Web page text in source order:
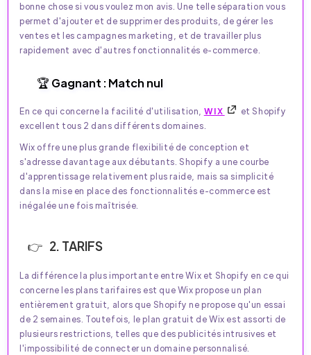
bonne chose si vous voulez mon avis. Une telle séparation vous
permet d'ajouter et de supprimer des produits, de gérer les
ventes et les campagnes marketing, et de travailler plus
rapidement avec d'autres fonctionnalités e-commerce.
🏆 Gagnant : Match nul
En ce qui concerne la facilité d'utilisation, WIX
et Shopify
excellent tous 2 dans différents domaines.
Wix offre une plus grande flexibilité de conception et
s'adresse davantage aux débutants. Shopify a une courbe
d'apprentissage relativement plus raide, mais sa simplicité
dans la mise en place des fonctionnalités e-commerce est
inégalée une fois maîtrisée.
2. TARIFS
La différence la plus importante entre Wix et Shopify en ce qui
concerne les plans tarifaires est que Wix propose un plan
entièrement gratuit, alors que Shopify ne propose qu'un essai
de 2 semaines. Toutefois, le plan gratuit de Wix est assorti de
plusieurs restrictions, telles que des publicités intrusives et
l'impossibilité de connecter un domaine personnalisé.